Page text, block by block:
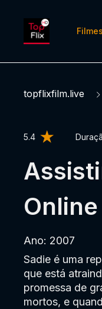
Filmes
topflixfilm.live
5.4
Ano: 2007
Sadie é uma
que está
promessa de
mortos, e